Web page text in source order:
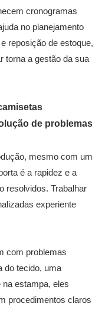
cronogramas
no planejamento
reposição de estoque,
torna a gestão da sua
de problemas
mesmo com um
é a rapidez e a
resolvidos. Trabalhar
experiente
com problemas
do tecido, uma
estampa, eles
procedimentos claros